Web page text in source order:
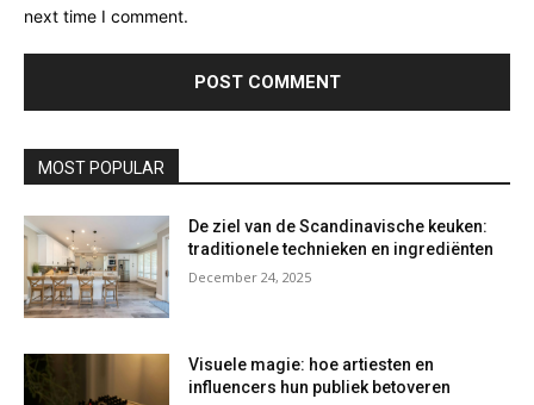
next time I comment.
MOST POPULAR
De ziel van de Scandinavische keuken:
traditionele technieken en ingrediënten
December 24, 2025
Visuele magie: hoe artiesten en
influencers hun publiek betoveren